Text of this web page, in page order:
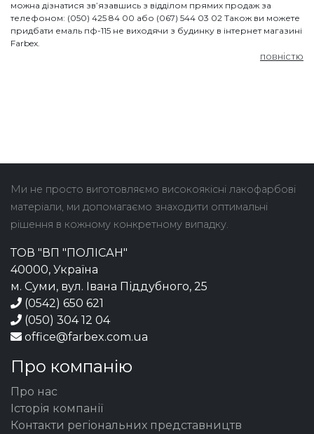
можна дізнатися зв’язавшись з відділом прямих продаж за
телефоном: (050) 425 84 00 або (067) 544 03 02 Також ви можете
придбати емаль пф-115 не виходячи з будинку в інтернет магазині
Farbex.
повністю
Ми не просто виготовляємо високоякісні лакофарбові
матеріали, ми допомагаємо знаходити оптимальні
рішення в кожному конкретному випадку.
ТОВ "ВП "ПОЛІСАН"
40000, Україна
м. Суми, вул. Івана Піддубного, 25
(0542) 650 621
(050) 304 12 04
office@farbex.com.ua
Про компанію
Про нас
Історія компанії
Контакти регіональних представництв